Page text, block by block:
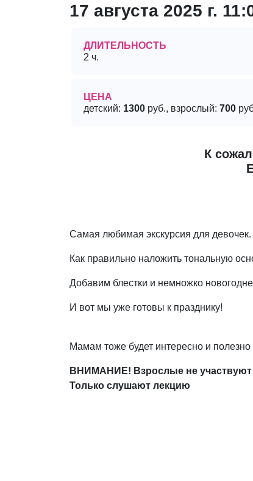
17 августа 2025 г.
ДЛИТЕЛЬНОСТЬ
2 ч.
ЦЕНА
детский: 1300 руб., взрослый: 700
К
Самая любимая экскурсия для девочек.
Как правильно наложить тональную
Добавим блестки и немножко
И вот мы уже готовы к празднику!
Мамам тоже будет интересно и
ВНИМАНИЕ! Взрослые не участвуют
Только слушают лекцию